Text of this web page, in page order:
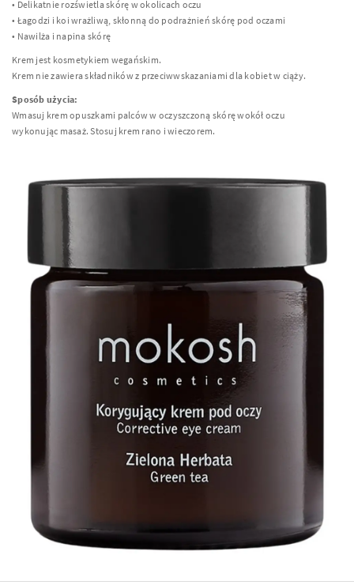
• Delikatnie rozświetla skórę w okolicach oczu
• Łagodzi i koi wrażliwą, skłonną do podrażnień skórę pod oczami
• Nawilża i napina skórę
Krem jest kosmetykiem wegańskim.
Krem nie zawiera składników z przeciwwskazaniami dla kobiet w ciąży.
Sposób użycia:
Wmasuj krem opuszkami palców w oczyszczoną skórę wokół oczu
wykonując masaż. Stosuj krem rano i wieczorem.